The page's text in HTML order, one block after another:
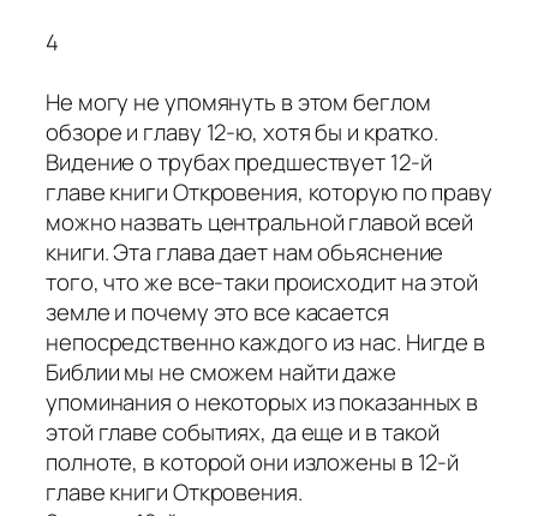
4
Не могу не упомянуть в этом беглом
обзоре и главу 12-ю, хотя бы и кратко.
Видение о трубах предшествует 12-й
главе книги Откровения, которую по праву
можно назвать центральной главой всей
книги. Эта глава дает нам обьяснение
того, что же все-таки происходит на этой
земле и почему это все касается
непосредственно каждого из нас. Нигде в
Библии мы не сможем найти даже
упоминания о некоторых из показанных в
этой главе событиях, да еще и в такой
полноте, в которой они изложены в 12-й
главе книги Откровения.